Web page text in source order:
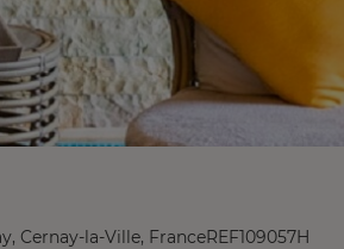
Cernay-la-Ville, FranceREF109057H